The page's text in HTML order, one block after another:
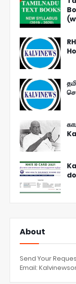
About
Send Your
Email: